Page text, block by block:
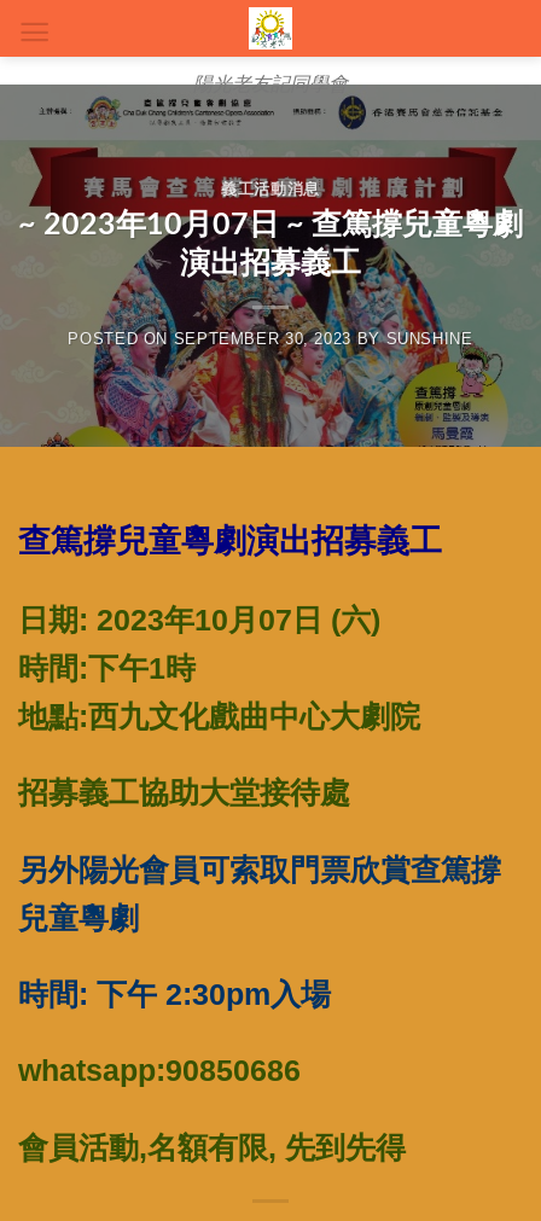
content
陽光老友記同學會
義工活動消息
~ 2023年10月07日 ~ 查篤撐兒童粵劇
演出招募義工
POSTED ONSEPTEMBER 30, 2023BYSUNSHINE
查篤撐兒童粵劇演出招募義工
日期: 2023年10月07日 (六)
時間:下午1時
地點:西九文化戲曲中心大劇院
招募義工協助大堂接待處
另外陽光會員可索取門票欣賞查篤撐
兒童粵劇
時間: 下午 2:30pm入場
whatsapp:90850686
會員活動,名額有限, 先到先得